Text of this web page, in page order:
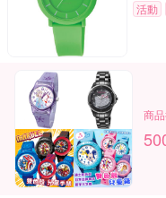
活動
商